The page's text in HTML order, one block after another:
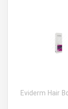
Eviderm Hair